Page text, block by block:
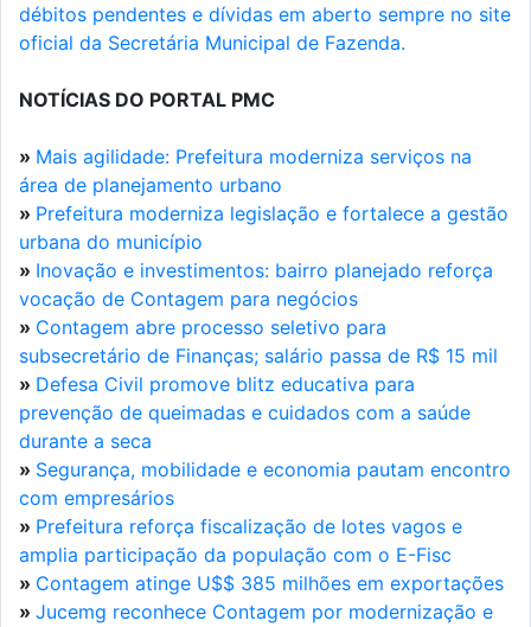
débitos pendentes e dívidas em aberto sempre no site
oficial da Secretária Municipal de Fazenda.
NOTÍCIAS DO PORTAL PMC
» Mais agilidade: Prefeitura moderniza serviços na
área de planejamento urbano
» Prefeitura moderniza legislação e fortalece a gestão
urbana do município
» Inovação e investimentos: bairro planejado reforça
vocação de Contagem para negócios
» Contagem abre processo seletivo para
subsecretário de Finanças; salário passa de R$ 15 mil
» Defesa Civil promove blitz educativa para
prevenção de queimadas e cuidados com a saúde
durante a seca
» Segurança, mobilidade e economia pautam encontro
com empresários
» Prefeitura reforça fiscalização de lotes vagos e
amplia participação da população com o E-Fisc
» Contagem atinge U$$ 385 milhões em exportações
» Jucemg reconhece Contagem por modernização e